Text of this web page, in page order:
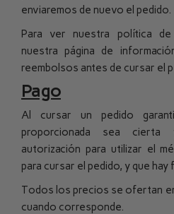
enviaremos de nuevo el pedido.
Para ver nuestra política de
nuestra página de
reembolsos antes de cursar el
Pago
Al cursar un pedido
proporcionada sea
autorización para utilizar el
para cursar el pedido, y que
Todos los precios se ofertan
cuando corresponde.